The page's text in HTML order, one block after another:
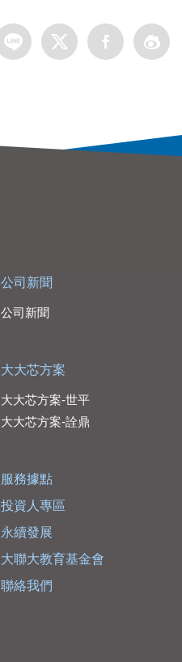
公司新聞
公司新聞
大大芯方案
大大芯方案-世平
大大芯方案-詮鼎
服務據點
投資人專區
永續發展
大聯大教育基金會
聯絡我們